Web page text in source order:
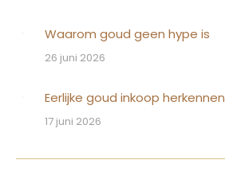
Waarom goud geen hype is
26 juni 2026
Eerlijke goud inkoop herkennen
17 juni 2026